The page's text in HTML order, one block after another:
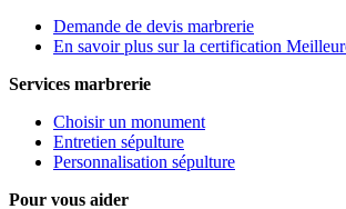
Demande de devis marbrerie
En savoir plus sur la certification
Services marbrerie
Choisir un monument
Entretien sépulture
Personnalisation sépulture
Pour vous aider